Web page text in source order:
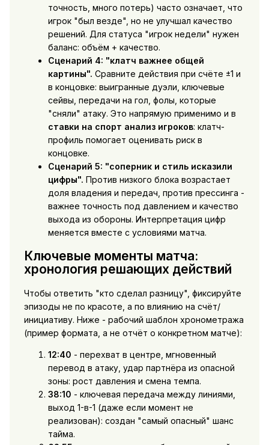
точность, много потерь) часто означает, что
игрок "был везде", но не улучшал качество
решений. Для статуса "игрок недели" нужен
баланс: объём + качество.
Сценарий 4: "клатч важнее общей
картины". Сравните действия при счёте ±1 и
в концовке: выигранные дуэли, ключевые
сейвы, передачи на гол, фолы, которые
"сняли" атаку. Это напрямую применимо и в
ставки на спорт анализ игроков: клатч-
профиль помогает оценивать риск в
концовке.
Сценарий 5: "соперник и стиль исказили
цифры". Против низкого блока возрастает
доля владения и передач, против прессинга -
важнее точность под давлением и качество
выхода из обороны. Интерпретация цифр
меняется вместе с условиями матча.
Ключевые моменты матча:
хронология решающих действий
Чтобы ответить "кто сделал разницу", фиксируйте
эпизоды не по красоте, а по влиянию на счёт/
инициативу. Ниже - рабочий шаблон хронометража
(пример формата, а не отчёт о конкретном матче):
12:40 - перехват в центре, мгновенный
перевод в атаку, удар партнёра из опасной
зоны: рост давления и смена темпа.
38:10 - ключевая передача между линиями,
выход 1-в-1 (даже если момент не
реализован): создан "самый опасный" шанс
тайма.